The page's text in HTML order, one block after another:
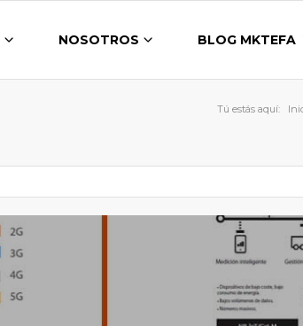
NOSOTROS BLOG MKTEFA
Tú estás aquí: